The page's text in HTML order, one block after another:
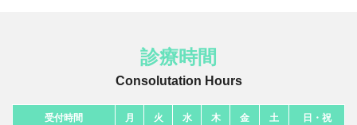
診療時間
Consolutation Hours
受付時間 月 火 水 木 金 土 日・祝